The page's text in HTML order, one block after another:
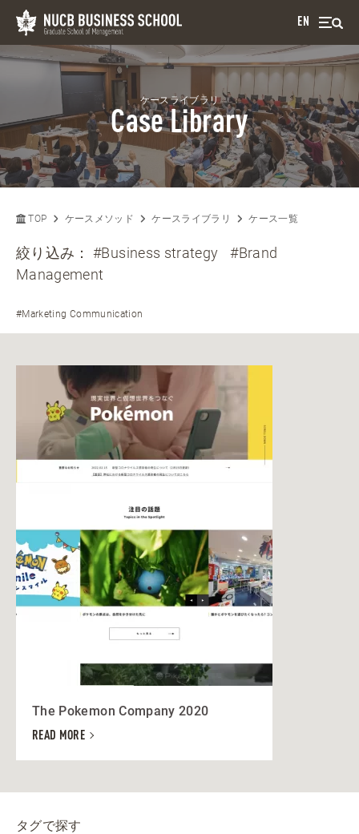
EN
ケースライブラリ
Case Library
TOP ケースメソッド ケースライブラリ ケース一覧
絞り込み：#Business strategy
#Brand
Management
#Marketing Communication
The Pokemon Company 2020
READ MORE
タグで探す